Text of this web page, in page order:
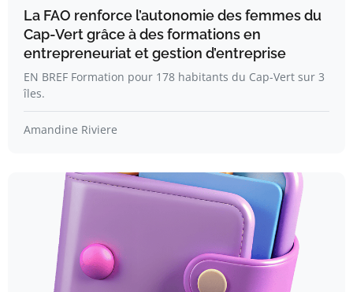
La FAO renforce l’autonomie des femmes du
Cap-Vert grâce à des formations en
entrepreneuriat et gestion d’entreprise
EN BREF Formation pour 178 habitants du Cap-Vert sur 3
îles.
Amandine Riviere